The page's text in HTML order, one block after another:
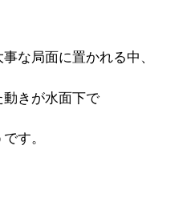
な局面に置かれる中、
きが水面下で
す。